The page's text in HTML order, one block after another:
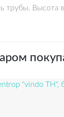
трубы. Высота